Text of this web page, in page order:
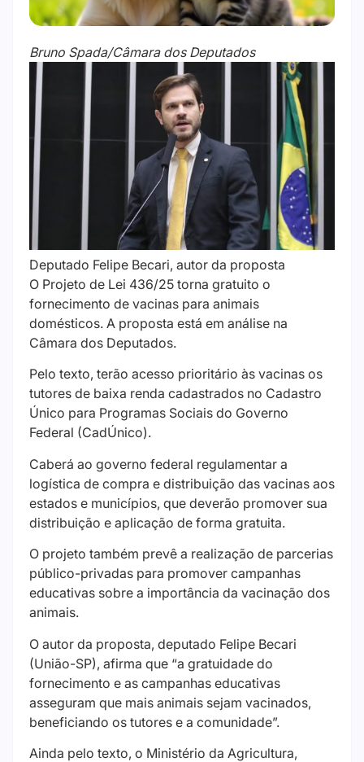
Bruno Spada/Câmara dos Deputados
Deputado Felipe Becari, autor da proposta
O Projeto de Lei 436/25 torna gratuito o
fornecimento de vacinas para animais
domésticos. A proposta está em análise na
Câmara dos Deputados.
Pelo texto, terão acesso prioritário às vacinas os
tutores de baixa renda cadastrados no Cadastro
Único para Programas Sociais do Governo
Federal (CadÚnico).
Caberá ao governo federal regulamentar a
logística de compra e distribuição das vacinas aos
estados e municípios, que deverão promover sua
distribuição e aplicação de forma gratuita.
O projeto também prevê a realização de parcerias
público-privadas para promover campanhas
educativas sobre a importância da vacinação dos
animais.
O autor da proposta, deputado Felipe Becari
(União-SP), afirma que “a gratuidade do
fornecimento e as campanhas educativas
asseguram que mais animais sejam vacinados,
beneficiando os tutores e a comunidade”.
Ainda pelo texto, o Ministério da Agricultura,